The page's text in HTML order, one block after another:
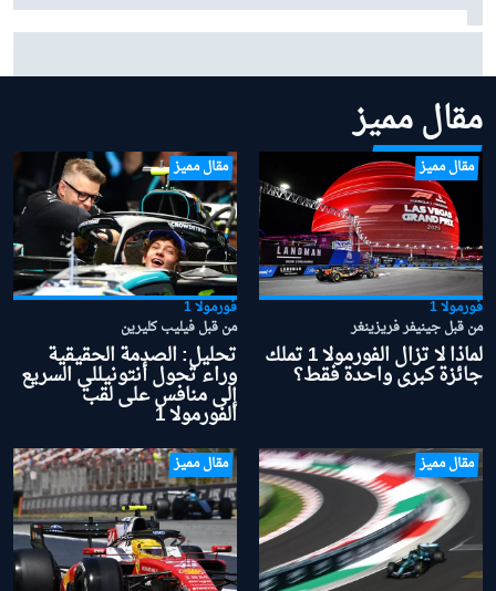
زافناور ينصح فيراري: "اتركوا شارل لوكلير وشأنه" في معركته
مقال مميز
مقال مميز
فورمولا 1
من قبل جينيفر فريزينغر
لماذا لا تزال الفورمولا 1 تملك
جائزة كبرى واحدة فقط؟
مقال مميز
فورمولا 1
من قبل فيليب كليرين
تحليل: الصدمة الحقيقية
وراء تحول أنتونيللي السريع
إلى منافس على لقب
الفورمولا 1
مقال مميز مقال مميز